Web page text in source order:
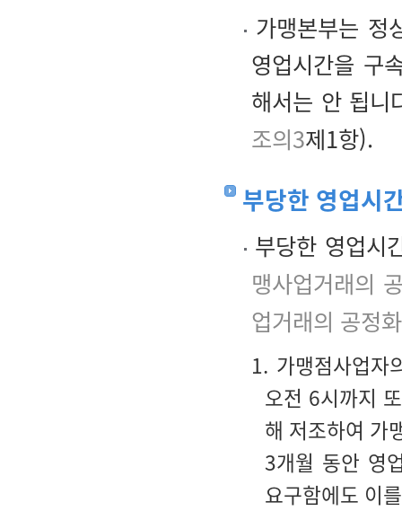
가맹본부는 정
영업시간을 구
해서는 안 됩니
조의3제1항).
부당한 영업시
부당한 영업시
맹사업거래의
업거래의 공정
1. 가맹점사업자
오전 6시까지
해 저조하여 가
3개월 동안 영
요구함에도 이